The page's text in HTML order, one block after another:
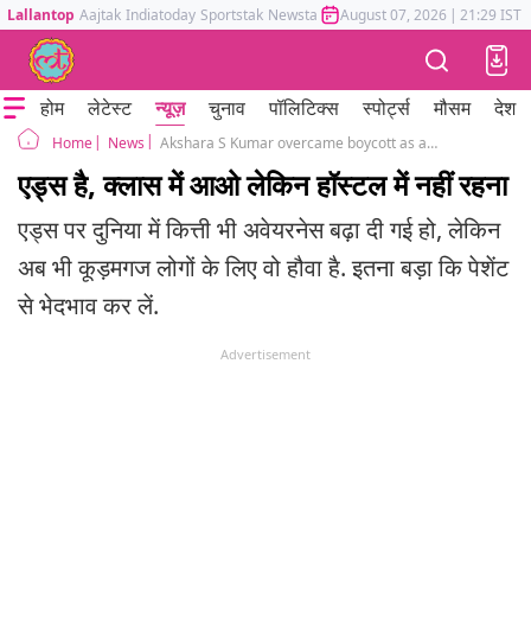
Lallantop Aajtak Indiatoday Sportstak Newstak Mumbai Tak Astrotak
August 07, 2026 | 21:29 IST
होम लेटेस्ट न्यूज़ चुनाव पॉलिटिक्स स्पोर्ट्स मौसम देश
Home News Akshara S Kumar overcame boycott as a child, now faces it once again in college
एड्स है, क्लास में आओ लेकिन हॉस्टल में नहीं रहना
एड्स पर दुनिया में कित्ती भी अवेयरनेस बढ़ा दी गई हो, लेकिन
अब भी कूड़मगज लोगों के लिए वो हौवा है. इतना बड़ा कि पेशेंट
से भेदभाव कर लें.
Advertisement